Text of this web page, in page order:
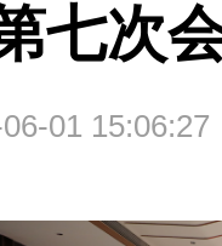
七次
01 15:06:27